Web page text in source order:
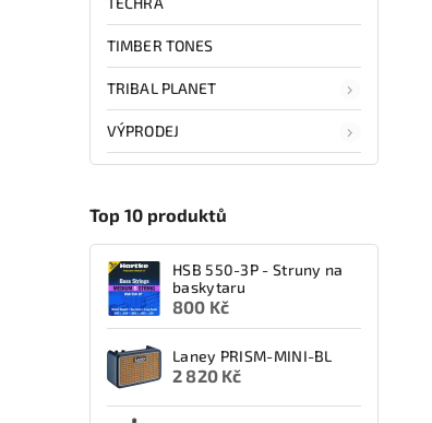
TIMBER TONES
TRIBAL PLANET
VÝPRODEJ
Top 10 produktů
HSB 550-3P - Struny na
baskytaru
800 Kč
Laney PRISM-MINI-BL
2 820 Kč